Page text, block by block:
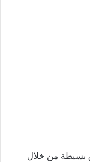
بسيطة من خلال